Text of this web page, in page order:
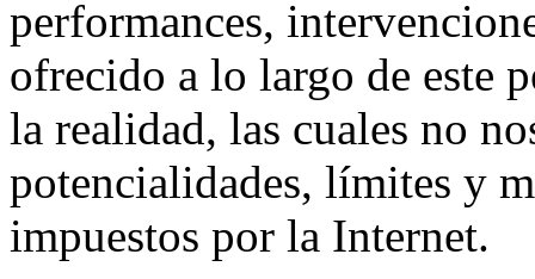
performances,
ofrecido a lo largo de este
la realidad, las cuales no
potencialidades, límites y
impuestos por la Internet.